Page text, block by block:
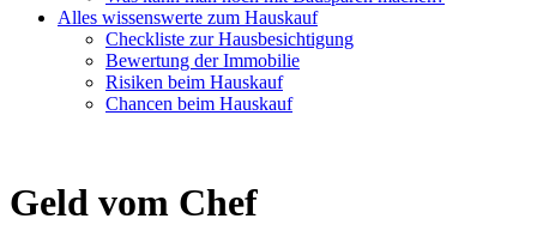
Alles wissenswerte zum Hauskauf
Checkliste zur Hausbesichtigung
Bewertung der Immobilie
Risiken beim Hauskauf
Chancen beim Hauskauf
Geld vom Chef